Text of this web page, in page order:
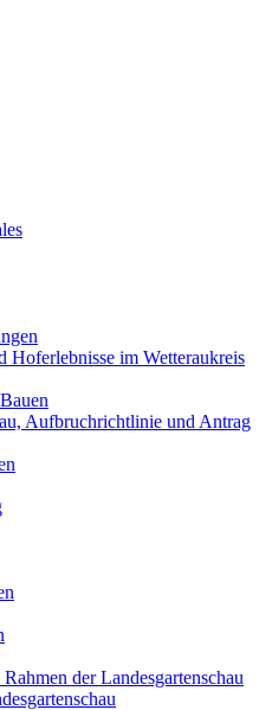
Hoferlebnisse im Wetteraukreis
Aufbruchrichtlinie und Antrag
der Landesgartenschau